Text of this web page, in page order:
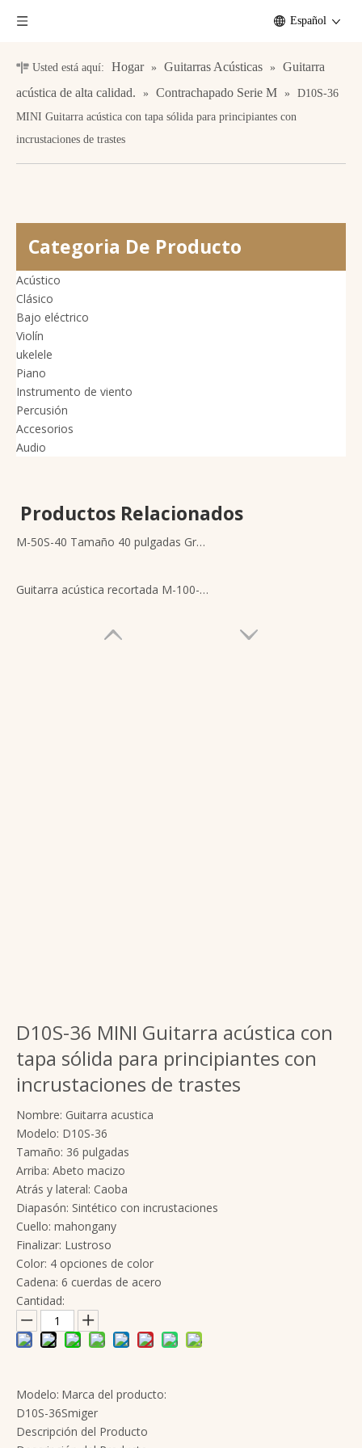
Español
Usted está aquí: Hogar » Guitarras Acústicas »
Guitarra
acústica de alta calidad.
» Contrachapado Serie M »
D10S-36
MINI Guitarra acústica con tapa sólida para principiantes con
incrustaciones de trastes
Categoria De Producto
Acústico
Clásico
Bajo eléctrico
Violín
ukelele
Piano
Instrumento de viento
Percusión
Accesorios
Audio
Productos Relacionados
M-50S-40 Tamaño 40 pulgadas Grado A Guitarra acústica con tapa de abeto macizo
Guitarra acústica recortada M-100-40 Instrumentos musicales para estudiantes avanzados
D10S-36 MINI Guitarra acústica con
tapa sólida para principiantes con
incrustaciones de trastes
Nombre: Guitarra acustica
Modelo: D10S-36
Tamaño: 36 pulgadas
Arriba: Abeto macizo
Atrás y lateral: Caoba
Diapasón: Sintético con incrustaciones
Cuello: mahongany
Finalizar: Lustroso
Color: 4 opciones de color
Cadena: 6 cuerdas de acero
Cantidad:
Modelo:
D10S-36
Marca del producto:
Smiger
Descripción del Producto